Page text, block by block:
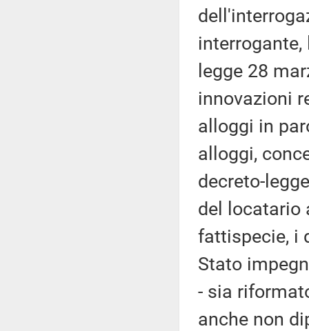
legge 28
innovazioni
alloggi in
alloggi,
decreto-
del locatario
fattispecie, i
Stato
- sia
anche non